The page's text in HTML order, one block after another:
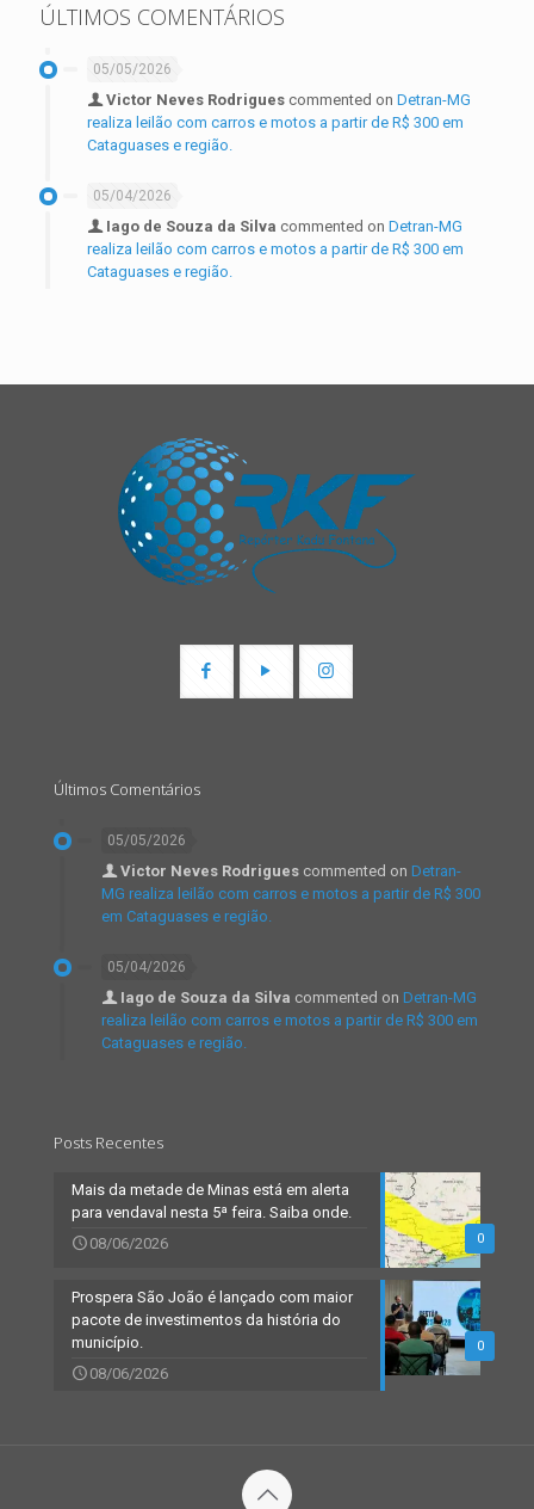
ÚLTIMOS COMENTÁRIOS
05/05/2026
Victor Neves Rodrigues commented on Detran-MG
realiza leilão com carros e motos a partir de R$ 300 em
Cataguases e região.
05/04/2026
Iago de Souza da Silva commented on Detran-MG
realiza leilão com carros e motos a partir de R$ 300 em
Cataguases e região.
Últimos Comentários
05/05/2026
Victor Neves Rodrigues commented on Detran-
MG realiza leilão com carros e motos a partir de R$ 300
em Cataguases e região.
05/04/2026
Iago de Souza da Silva commented on Detran-MG
realiza leilão com carros e motos a partir de R$ 300 em
Cataguases e região.
Posts Recentes
0
Mais da metade de Minas está em alerta
para vendaval nesta 5ª feira. Saiba onde.
08/06/2026
0
Prospera São João é lançado com maior
pacote de investimentos da história do
município.
08/06/2026